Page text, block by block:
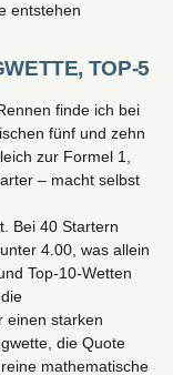
entstehen
TOP-5
finde ich bei
fünf und zehn
zur Formel 1,
– macht selbst
Bei 40 Startern
4.00, was allein
Top-10-Wetten
einen starken
die Quote
mathematische